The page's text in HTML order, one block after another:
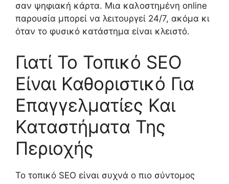
σαν ψηφιακή κάρτα. Μια καλοστημένη online
παρουσία μπορεί να λειτουργεί 24/7, ακόμα κι
όταν το φυσικό κατάστημα είναι κλειστό.
Γιατί Το Τοπικό SEO
Είναι Καθοριστικό Για
Επαγγελματίες Και
Καταστήματα Της
Περιοχής
Το τοπικό SEO είναι συχνά ο πιο σύντομος